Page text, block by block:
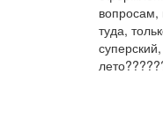
вопросам,
туда,